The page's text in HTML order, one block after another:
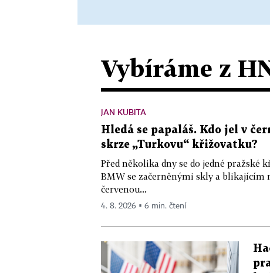
Vybíráme z
JAN KUBITA
Hledá se papaláš. Kdo jel v
skrze „Turkovu“ křižovatku?
Před několika dny se do jedné
BMW se začerněnými skly a blikajícím
červenou...
4. 8. 2026 ▪ 6 min. čtení